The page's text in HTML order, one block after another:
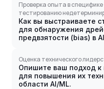
Проверка опыта в
тестированию
Как вы выстраиваете
для обнаружения
предвзятости (bias) в
Оценка технического
Опишите ваш подход к
для повышения их
области AI/ML.